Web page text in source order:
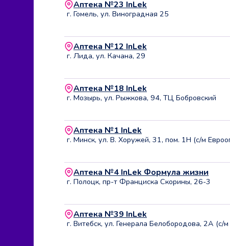
Аптека №23 InLek
г. Гомель, ул. Виноградная 25
Аптека №12 InLek
г. Лида, ул. Качана, 29
Аптека №18 InLek
г. Мозырь, ул. Рыжкова, 94, ТЦ Бобровский
Аптека №1 InLek
г. Минск, ул. В. Хоружей, 31, пом. 1Н (с/м
Аптека №4 InLek Формула жизни
г. Полоцк, пр-т Франциска Скорины, 26-3
Аптека №39 InLek
г. Витебск, ул. Генерала Белобородова, 2А (с/м